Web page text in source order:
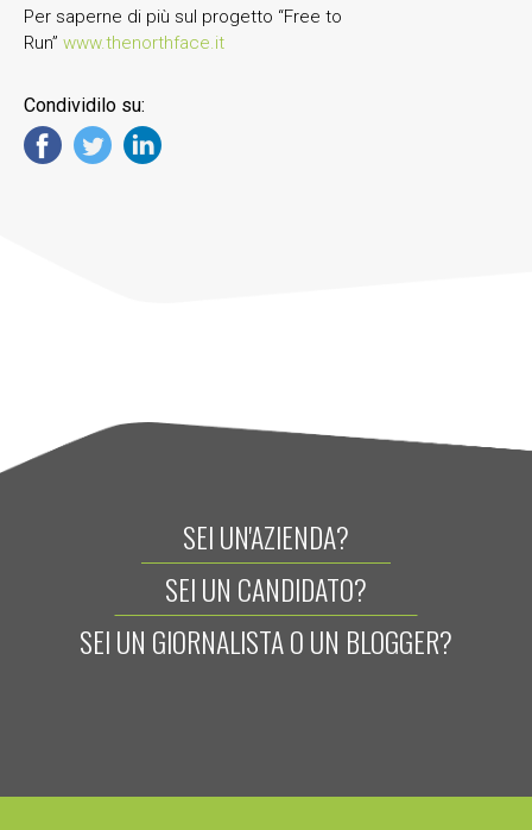
Per saperne di più sul progetto “Free to
Run” www.thenorthface.it
Condividilo su:
SEI UN'AZIENDA?
SEI UN CANDIDATO?
SEI UN GIORNALISTA O UN BLOGGER?